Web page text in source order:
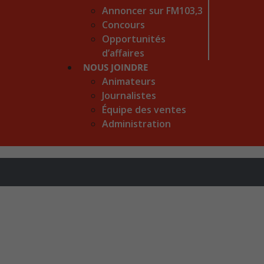
Annoncer sur FM103,3
Concours
Opportunités
d’affaires
NOUS JOINDRE
Animateurs
Journalistes
Équipe des ventes
Administration